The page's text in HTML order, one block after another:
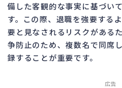
備した客観的な事実に基づい
す。この際、退職を強要する
要と見なされるリスクがある
争防止のため、複数名で同席
録することが重要です。
広告